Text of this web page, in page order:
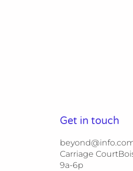
Get in touch
beyond@info.com​​
Carriage Court​​
9a-6p